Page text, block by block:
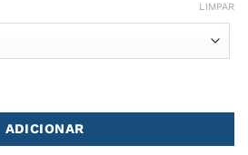
LIMPAR
ADICIONAR